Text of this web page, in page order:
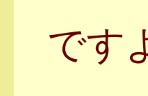
です